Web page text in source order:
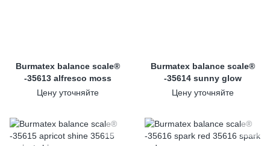
Burmatex balance scale®
-35613 alfresco moss
Цену уточняйте
Burmatex balance scale®
-35614 sunny glow
Цену уточняйте